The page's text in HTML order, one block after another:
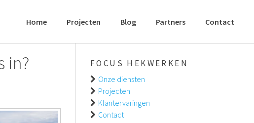
Home Projecten Blog Partners Contact
in? FOCUS HEKWERKEN
Onze diensten
Projecten
Klantervaringen
Contact